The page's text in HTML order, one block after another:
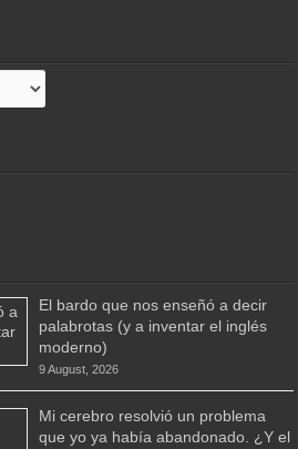
El bardo que nos enseñó a decir
palabrotas (y a inventar el inglés
moderno)
9 August, 2026
Mi cerebro resolvió un problema
que yo ya había abandonado. ¿Y el